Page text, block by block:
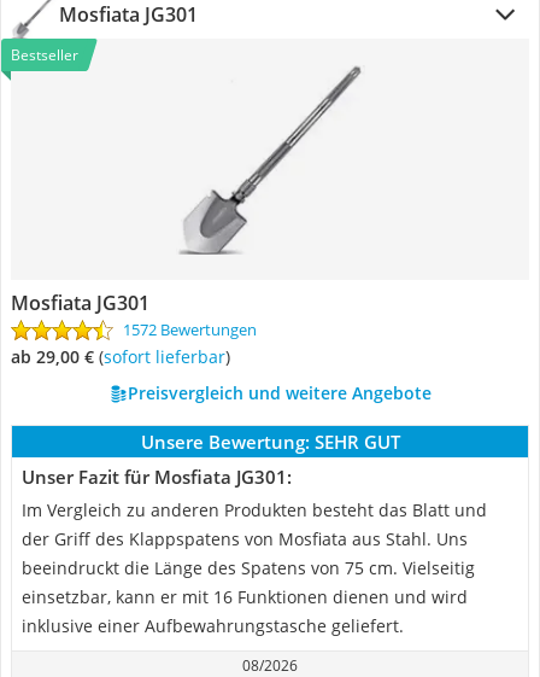
Mosfiata JG301
Bestseller
Mosfiata JG301
1572 Bewertungen
ab 29,00 € ( Sofort lieferbar)
Preisvergleich und weitere Angebote
Unsere Bewertung: SEHR GUT
Unser Fazit für Mosfiata JG301:
Im Vergleich zu anderen Produkten besteht das Blatt und
der Griff des Klappspatens von Mosfiata aus Stahl. Uns
beeindruckt die Länge des Spatens von 75 cm. Vielseitig
einsetzbar, kann er mit 16 Funktionen dienen und wird
inklusive einer Aufbewahrungstasche geliefert.
08/2026